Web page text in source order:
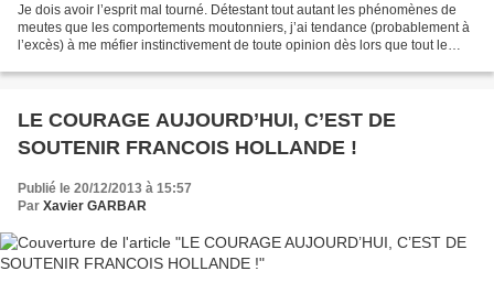
Je dois avoir l’esprit mal tourné. Détestant tout autant les phénomènes de
meutes que les comportements moutonniers, j’ai tendance (probablement à
l’excès) à me méfier instinctivement de toute opinion dès lors que tout le
LE COURAGE AUJOURD’HUI, C’EST DE
SOUTENIR FRANCOIS HOLLANDE !
Publié le 20/12/2013 à 15:57
Par Xavier GARBAR